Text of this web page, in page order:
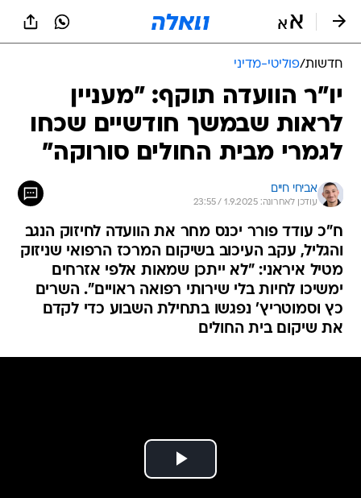
חדשות/פוליטי-מדיני
יו"ר הוועדה תוקף: "מעניין
לראות שבמשך חודשיים שכחו
לגמרי מבית החולים סורוקה"
אביחי חיים
עודכן לאחרונה: 1.9.2025 / 23:55
ח"כ עודד פורר יכנס מחר את הוועדה לחיזוק הנגב
והגליל, עקב העיכוב בשיקום המרכז הרפואי שניזוק
מטיל איראני: "לא ייתכן שמאות אלפי אזרחים
ימשיכו לחיות בלי שירותי רפואה ראויים". השרים
כץ וסמוטריץ' נפגשו בתחילת השבוע כדי לקדם
את שיקום בית החולים